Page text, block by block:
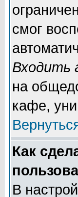
смог
Входить
на
кафе,
Как
В